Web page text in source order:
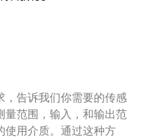
，告诉我们你需要的传感
量范围，输入，和输出范
使用介质。通过这种方